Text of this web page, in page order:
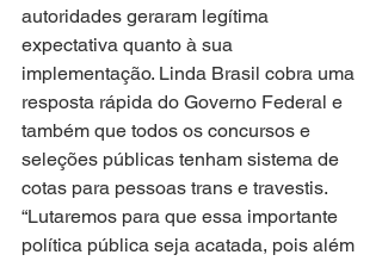
autoridades geraram legítima
expectativa quanto à sua
implementação. Linda Brasil cobra uma
resposta rápida do Governo Federal e
também que todos os concursos e
seleções públicas tenham sistema de
cotas para pessoas trans e travestis.
“Lutaremos para que essa importante
política pública seja acatada, pois além